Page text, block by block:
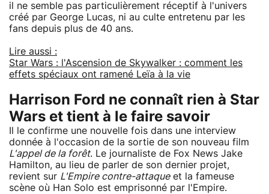
il ne semble pas particulièrement réceptif à l'univers
créé par George Lucas, ni au culte entretenu par les
fans depuis plus de 40 ans.
Lire aussi :
Star Wars : l'Ascension de Skywalker : comment les
effets spéciaux ont ramené Leïa à la vie
Harrison Ford ne connaît rien à Star
Wars et tient à le faire savoir
Il le confirme une nouvelle fois dans une interview
donnée à l'occasion de la sortie de son nouveau film
L'appel de la forêt. Le journaliste de Fox News Jake
Hamilton, au lieu de parler de son dernier projet,
revient sur L'Empire contre-attaqueet la fameuse
scène où Han Solo est emprisonné par l'Empire.